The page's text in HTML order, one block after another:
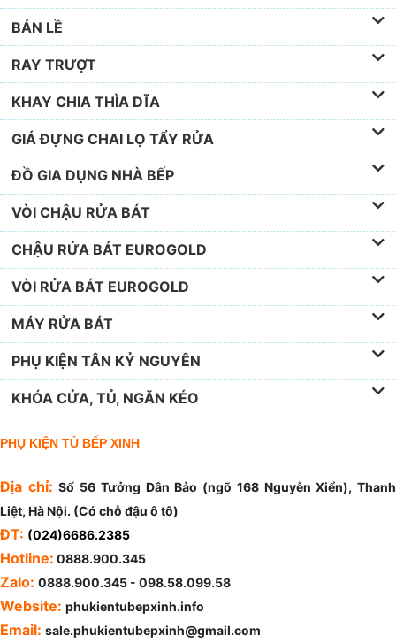
BẢN LỀ
RAY TRƯỢT
KHAY CHIA THÌA DĨA
GIÁ ĐỰNG CHAI LỌ TẨY RỬA
ĐỒ GIA DỤNG NHÀ BẾP
VÒI CHẬU RỬA BÁT
CHẬU RỬA BÁT EUROGOLD
VÒI RỬA BÁT EUROGOLD
MÁY RỬA BÁT
PHỤ KIỆN TÂN KỶ NGUYÊN
KHÓA CỬA, TỦ, NGĂN KÉO
PHỤ KIỆN TỦ BẾP XINH
Địa chỉ: Số 56 Tưởng Dân Bảo (ngõ 168 Nguyễn Xiển), Thanh
Liệt, Hà Nội. (Có chỗ đậu ô tô)
ĐT: (024)6686.2385
Hotline: 0888.900.345
Zalo: 0888.900.345 - 098.58.099.58
Website: phukientubepxinh.info
Email: sale.phukientubepxinh@gmail.com